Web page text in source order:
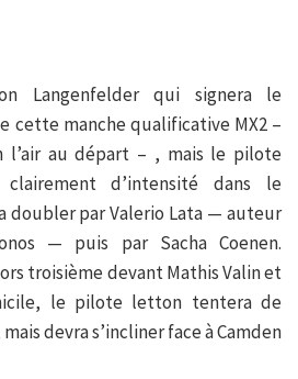
Langenfelder qui signera le
cette manche qualificative MX2 –
l’air au départ – , mais le pilote
clairement d’intensité dans le
doubler par Valerio Lata — auteur
— puis par Sacha Coenen.
troisième devant Mathis Valin et
le pilote letton tentera de
devra s’incliner face à Camden